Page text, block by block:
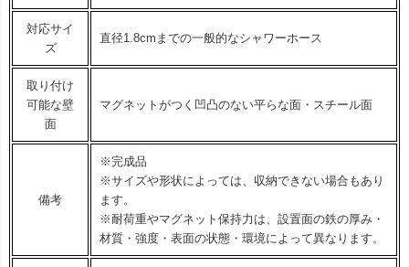
対応サイ
ズ
直径1.8cmまでの一般的なシャワーホース
取り付け
可能な壁
面
マグネットがつく凹凸のない平らな面・スチール面
備考
※完成品
※サイズや形状によっては、収納できない場合もあり
ます。
※耐荷重やマグネット保持力は、設置面の鉄の厚み・
材質・強度・表面の状態・環境によって異なります。